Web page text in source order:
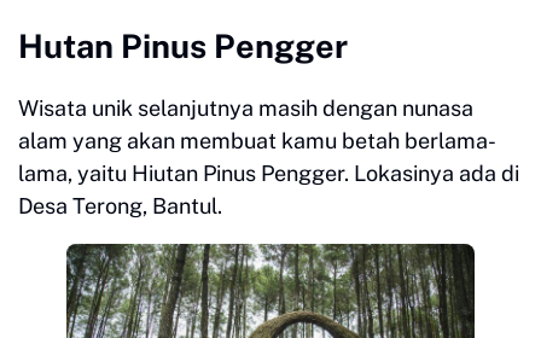
Hutan Pinus Pengger
Wisata unik selanjutnya masih dengan nunasa
alam yang akan membuat kamu betah berlama-
lama, yaitu Hiutan Pinus Pengger. Lokasinya ada di
Desa Terong, Bantul.